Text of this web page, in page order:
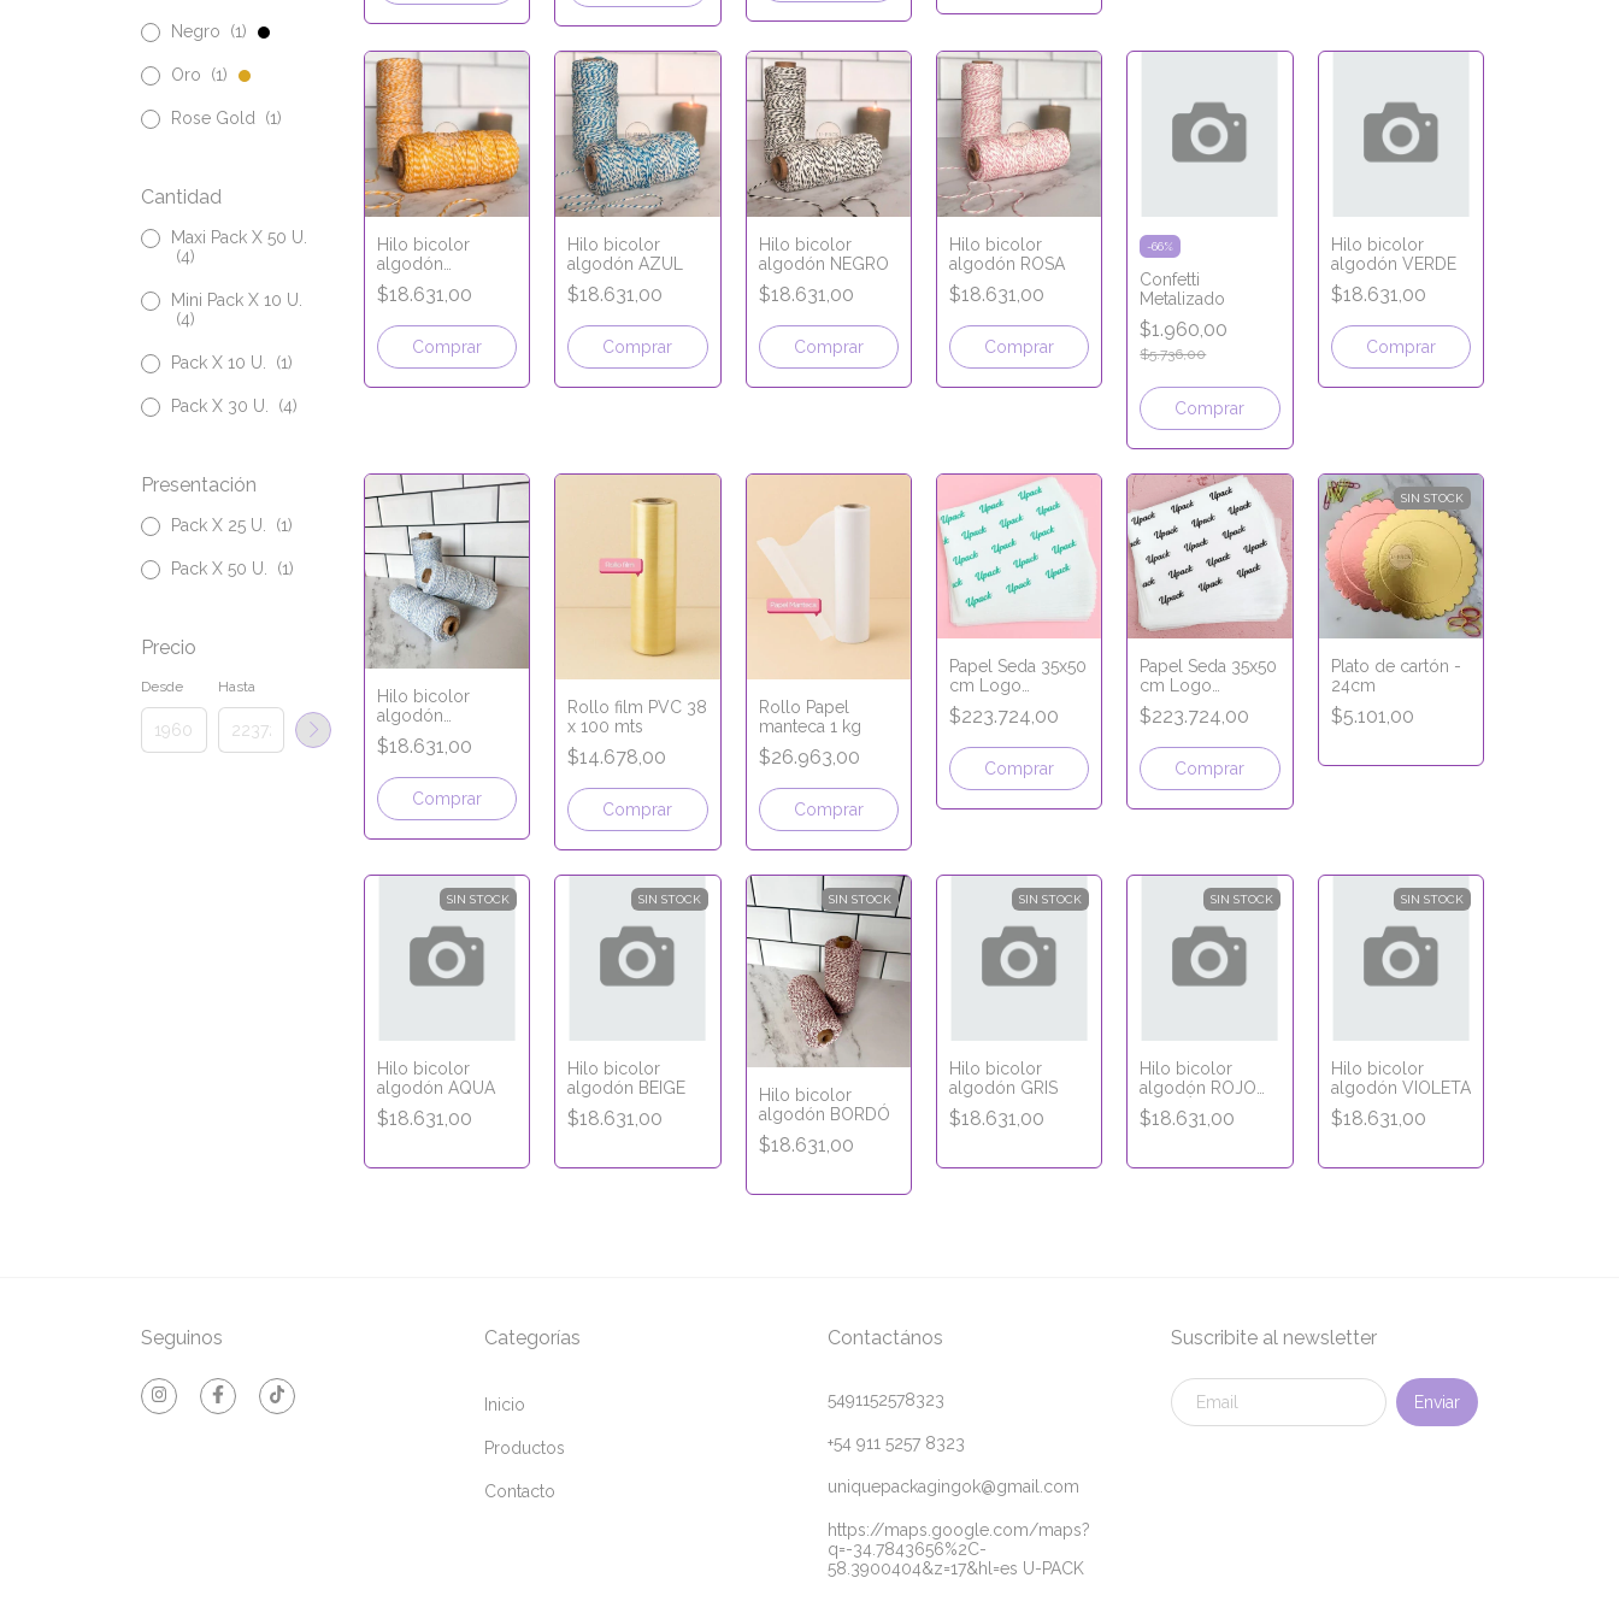
Negro (1)
Oro (1)
Rose Gold (1)
Cantidad
Maxi Pack X 50 U.
(4)
Mini Pack X 10 U.
(4)
Pack X 10 U. (1)
Pack X 30 U. (4)
Presentación
Pack X 25 U. (1)
Pack X 50 U. (1)
Precio
Desde Hasta
Hilo bicolor
algodón
AMARILLO
$18.631,00
Hilo bicolor
algodón AZUL
$18.631,00
Hilo bicolor
algodón NEGRO
$18.631,00
Hilo bicolor
algodón ROSA
$18.631,00
-66%
Confetti
Metalizado
$1.960,00
$5.736,00
Comprar
Hilo bicolor
algodón VERDE
$18.631,00
Hilo bicolor
algodón
CELESTE
$18.631,00
Rollo film PVC 38
x 100 mts
$14.678,00
Rollo Papel
manteca 1 kg
$26.963,00
Papel Seda 35x50
cm Logo
personalizado
x100 u
$223.724,00
Papel Seda 35x50
cm Logo
personalizado
x100 u COLOR
NEGRO
$223.724,00
SIN STOCK
Plato de cartón -
24cm
$5.101,00
SIN STOCK
Hilo bicolor
algodón AQUA
$18.631,00
SIN STOCK
Hilo bicolor
algodón BEIGE
$18.631,00
SIN STOCK
Hilo bicolor
algodón BORDÓ
$18.631,00
SIN STOCK
Hilo bicolor
algodón GRIS
$18.631,00
SIN STOCK
Hilo bicolor
algodón ROJO
CARMÍN
$18.631,00
SIN STOCK
Hilo bicolor
algodón VIOLETA
$18.631,00
Seguinos Categorías
Inicio
Productos
Contacto
Contactános
5491152578323
+54 911 5257 8323
uniquepackagingok@gmail.com
https://maps.google.com/maps?
q=-34.7843656%2C-
58.3900404&z=17&hl=es U-PACK
Suscribite al newsletter